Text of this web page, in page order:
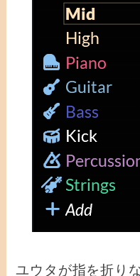
ユウタが指を折り